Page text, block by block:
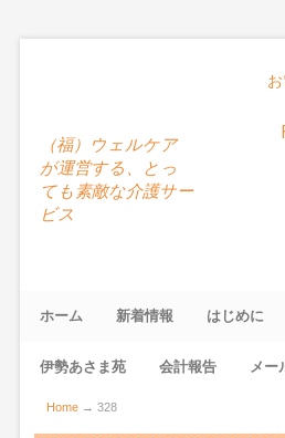
（福）ウェルケア
が運営する、とっ
ても素敵な介護サー
ビス
ホーム 新着情報 はじめに
伊勢あさま苑 会計報告 メー
Home →328